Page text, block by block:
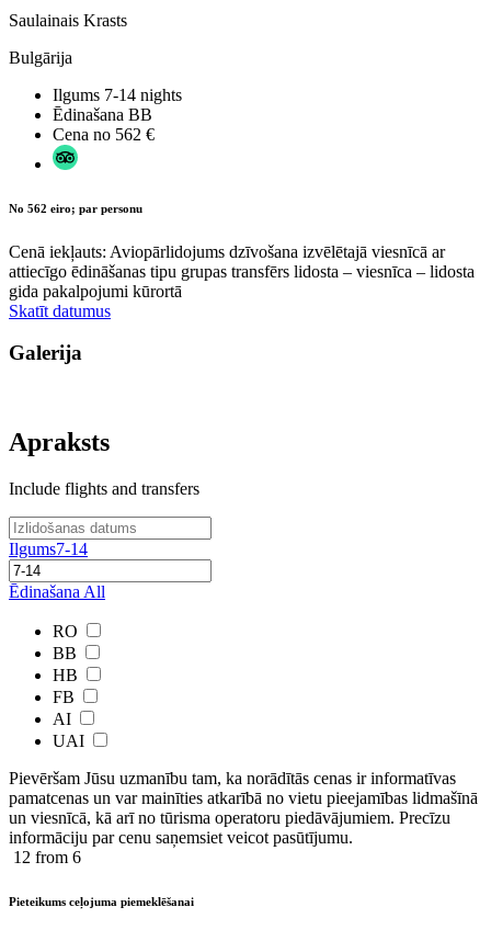
Saulainais Krasts
Bulgārija
Ilgums 7-14 nights
Ēdinašana BB
Cena no 562 €
No 562 eiro; par personu
Cenā iekļauts: Aviopārlidojums dzīvošana izvēlētajā viesnīcā ar
attiecīgo ēdināšanas tipu grupas transfērs lidosta – viesnīca – lidosta
gida pakalpojumi kūrortā
Skatīt datumus
Galerija
Apraksts
Include flights and transfers
Ilgums7-14
Ēdinašana All
RO
BB
HB
FB
AI
UAI
Pievēršam Jūsu uzmanību tam, ka norādītās cenas ir ​informatīvas ​
pamatcenas un var mainīties atkarībā ​no ​vietu pieejamības lidmašīnā
un viesnīcā, kā arī no tūrisma operatoru piedāvājumiem. Precīzu
informāciju par cenu saņemsiet veicot pasūtījumu.
12 from 6
Pieteikums ceļojuma piemeklēšanai